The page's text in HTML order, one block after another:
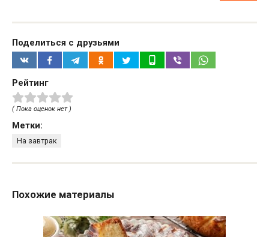
Поделиться с друзьями
Рейтинг
( Пока оценок нет )
Метки:
На завтрак
Похожие материалы